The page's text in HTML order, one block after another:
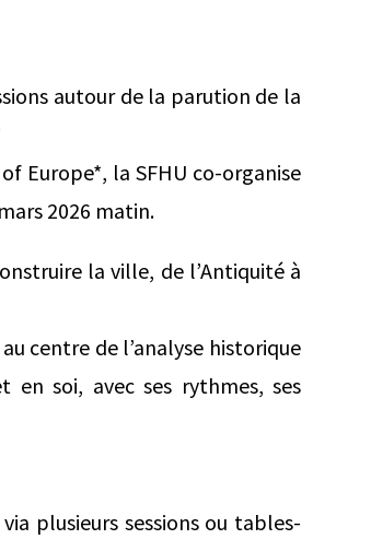
autour de la parution de la
Europe*, la SFHU co-organise
2026 matin.
la ville, de l’Antiquité à
centre de l’analyse historique
soi, avec ses rythmes, ses
plusieurs sessions ou tables-